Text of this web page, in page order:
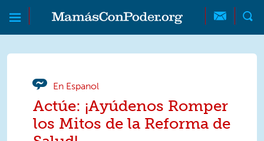
Skip to main content
Skip to main content
MamásConPoder
En Espanol
Actúe: ¡Ayúdenos Romper
los Mitos de la Reforma de